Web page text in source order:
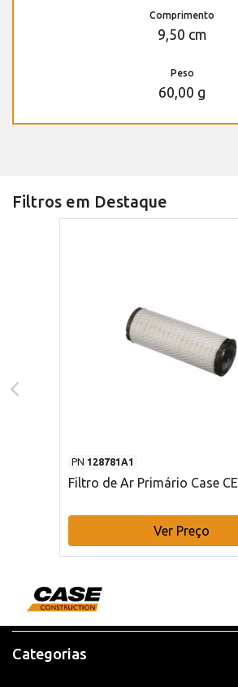
Comprimento
9,50 cm
Peso
60,00 g
Filtros em Destaque
PN 128781A1
Filtro de Ar Primário Case CE
Ver Preço
Categorias